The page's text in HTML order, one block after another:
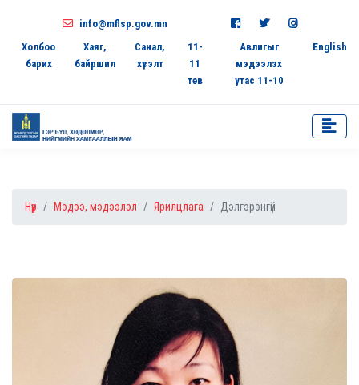
info@mflsp.gov.mn
Холбоо
барих
Хаяг,
байршил
Санал,
хүсэлт
11-
11
төв
Авлигыг
мэдээлэх
утас 11-10
English
Нүүр Мэдээ, мэдээлэл Ярилцлага Дэлгэрэнгүй